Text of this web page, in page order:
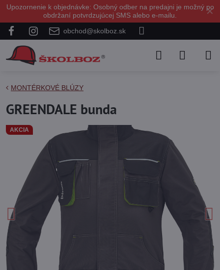
✕
Upozornenie k objednávke: Osobný odber na predajni je možný po
obdržaní potvrdzujúcej SMS alebo e-mailu.
obchod@skolboz.sk
AKCIA
MONTÉRKOVÉ BLÚZY
GREENDALE bunda